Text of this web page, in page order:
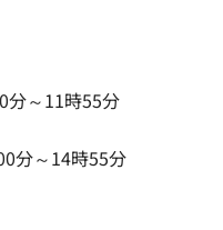
分～11時55分
分～14時55分